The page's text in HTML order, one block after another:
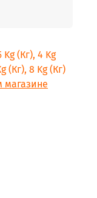
(Кг), 4 Kg
(Кг), 8 Kg (Кг)
магазине